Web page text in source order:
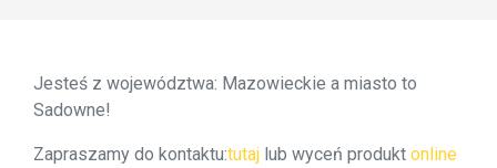
Jesteś z województwa: Mazowieckie a miasto to
Sadowne!
Zapraszamy do kontaktu:tutaj lub wyceń produkt online